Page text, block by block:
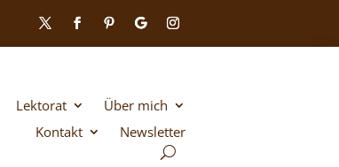
Lektorat
Über mich
Kontakt
Newsletter